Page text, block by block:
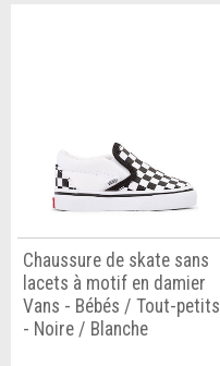
Chaussure de skate sans
lacets à motif en damier
Vans - Bébés / Tout-petits
- Noire / Blanche